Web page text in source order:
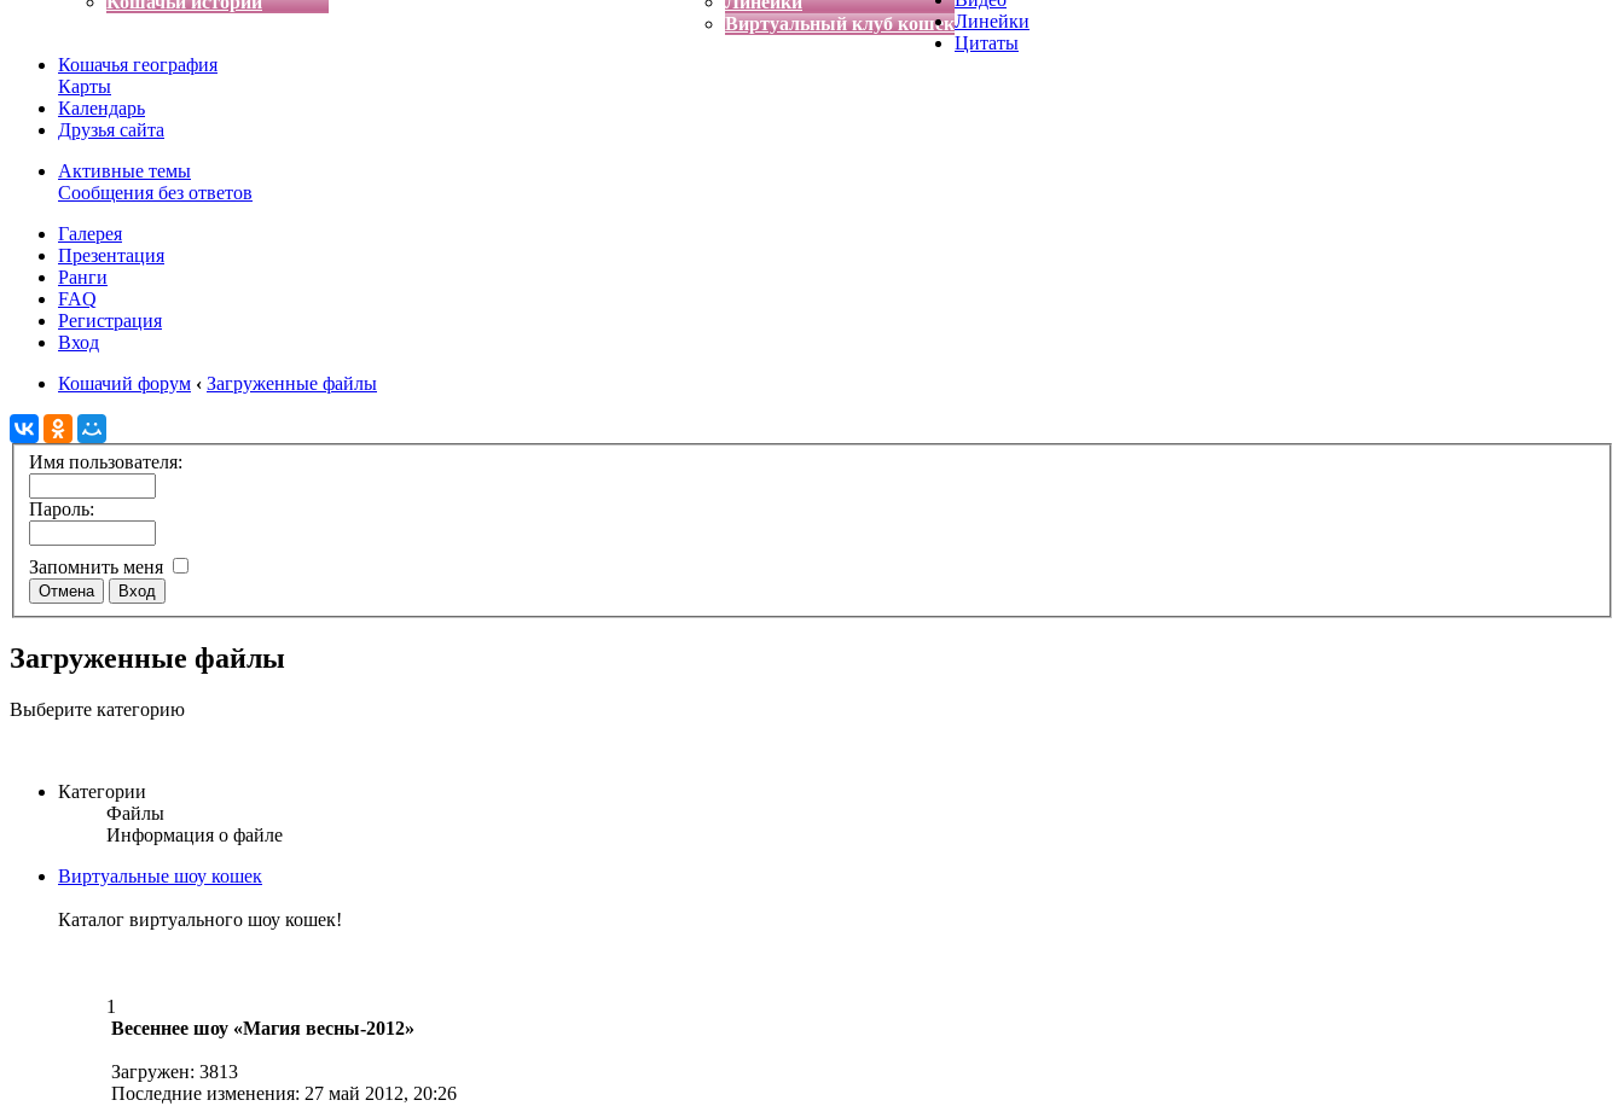
Виртуальный клуб кошекЛинейки
Цитаты
Кошачья география
Карты
Календарь
Друзья сайта
Активные темы
Сообщения без ответов
Галерея
Презентация
Ранги
FAQ
Регистрация
Вход
Кошачий форум ‹ Загруженные файлы
Имя пользователя:
Пароль:
Запомнить меня
Загруженные файлы
Выберите категорию
Категории
Файлы
Информация о файле
Виртуальные шоу кошек
Каталог виртуального шоу кошек!
1
Весеннее шоу «Магия весны-2012»
Загружен: 3813
Последние изменения: 27 май 2012, 20:26